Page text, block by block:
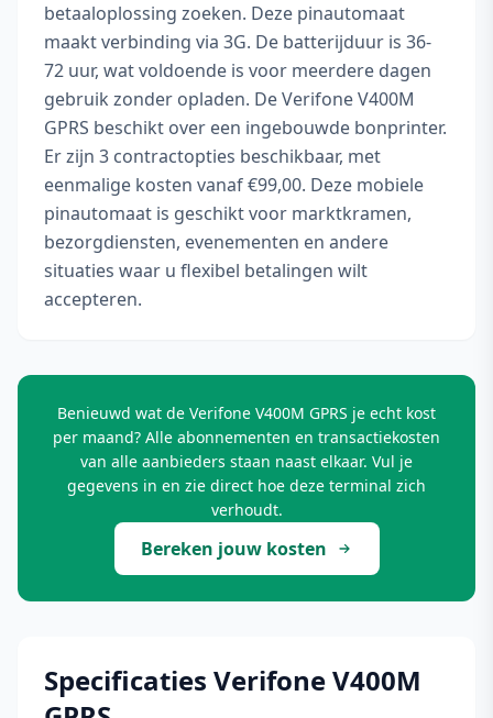
betaaloplossing zoeken. Deze pinautomaat
maakt verbinding via 3G. De batterijduur is 36-
72 uur, wat voldoende is voor meerdere dagen
gebruik zonder opladen. De Verifone V400M
GPRS beschikt over een ingebouwde bonprinter.
Er zijn 3 contractopties beschikbaar, met
eenmalige kosten vanaf €99,00. Deze mobiele
pinautomaat is geschikt voor marktkramen,
bezorgdiensten, evenementen en andere
situaties waar u flexibel betalingen wilt
accepteren.
Benieuwd wat de Verifone V400M GPRS je echt kost
per maand? Alle abonnementen en transactiekosten
van alle aanbieders staan naast elkaar. Vul je
gegevens in en zie direct hoe deze terminal zich
verhoudt.
Bereken jouw kosten
Specificaties Verifone V400M